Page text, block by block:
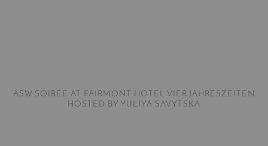
ASW SOIREE AT FAIRMONT HOTEL VIER JAHRESZEITEN
HOSTED BY YULIYA SAVYTSKA